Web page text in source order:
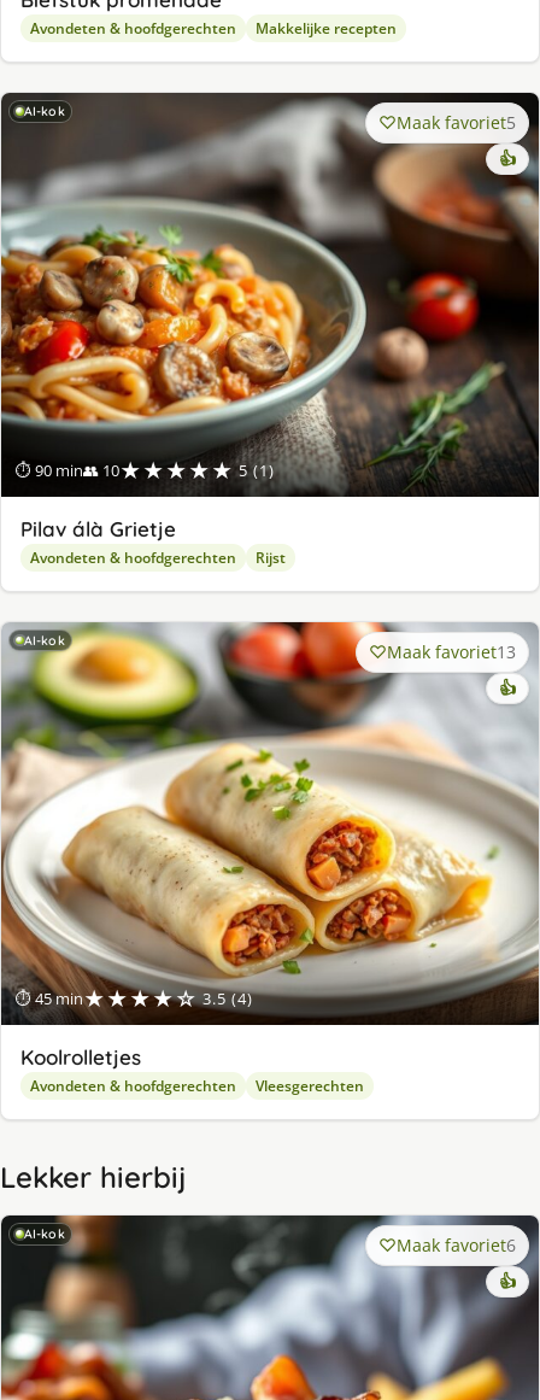
Avondeten & hoofdgerechten Makkelijke recepten
AI-kok
⏱ 90 min👥 10★★★★★ 5 (1)
Maak favoriet5
👍
Pilav álà Grietje
Avondeten & hoofdgerechten Rijst
AI-kok
⏱ 45 min★★★★☆ 3.5 (4)
Maak favoriet13
👍
Koolrolletjes
Avondeten & hoofdgerechten Vleesgerechten
Lekker hierbij
AI-kok Maak favoriet6
👍